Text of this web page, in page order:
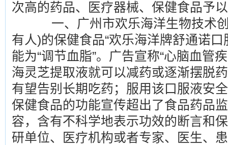
次高的药品、医疗器械、保健食品予
一、广州市欢乐海洋生物技术创
有人)的保健食品“欢乐海洋牌舒通诺
能为“调节血脂”。广告宣称“心脑血管
海灵芝提取液就可以减药或逐渐摆脱
有望告别长期吃药；服用该口服液安
保健食品的功能宣传超出了食品药品
容，含有不科学地表示功效的断言和
研单位、医疗机构或者专家、医生、